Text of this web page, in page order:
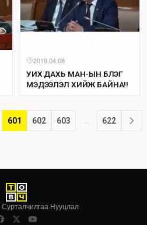
2019.04.08
УИХ ДАХЬ МАН-ЫН БҮЛЭГ
МЭДЭЭЛЭЛ ХИЙЖ БАЙНА!!
601 602 603 … 622
·Сурталчилгаа·Нууцлал